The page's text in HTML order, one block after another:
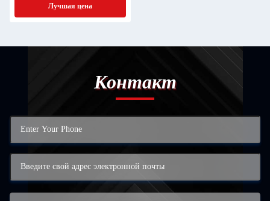
Лучшая цена
Контакт